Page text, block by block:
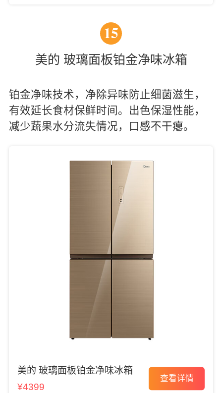
15
美的 玻璃面板铂金净味冰箱
铂金净味技术，净除异味防止细菌滋生，
有效延长食材保鲜时间。出色保湿性能，
减少蔬果水分流失情况，口感不干瘪。
美的 玻璃面板铂金净味冰箱
¥4399
查看详情